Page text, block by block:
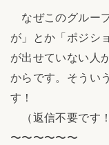
なぜこのグルー
が」とか「ポジシ
が出せていない人
からです。そうい
す！
（返信不要です！
〜〜〜〜〜〜